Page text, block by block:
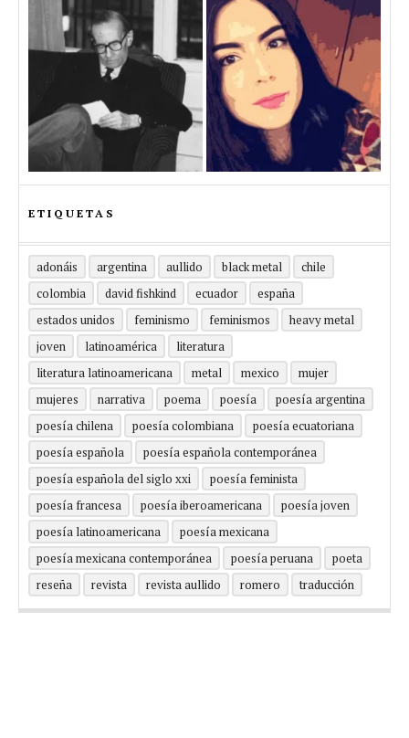
ETIQUETAS
adonáis argentina aullido black metal
chile
colombia
david fishkind ecuador
españa
estados unidos
feminismo feminismos
heavy metal
joven
latinoamérica
literatura
literatura latinoamericana
metal mexico
mujer
mujeres
narrativa poema poesía
poesía argentina
poesía chilena
poesía colombiana
poesía ecuatoriana
poesía española
poesía española contemporánea
poesía española del siglo xxi
poesía feminista
poesía francesa
poesía iberoamericana
poesía joven
poesía latinoamericana
poesía mexicana
poesía mexicana contemporánea
poesía peruana
poeta
reseña
revista revista aullido romero traducción